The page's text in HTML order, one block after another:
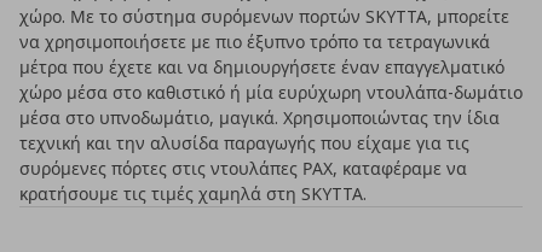
χώρο. Με το σύστημα συρόμενων πορτών SKYTTA, μπορείτε
να χρησιμοποιήσετε με πιο έξυπνο τρόπο τα τετραγωνικά
μέτρα που έχετε και να δημιουργήσετε έναν επαγγελματικό
χώρο μέσα στο καθιστικό ή μία ευρύχωρη ντουλάπα-δωμάτιο
μέσα στο υπνοδωμάτιο, μαγικά. Χρησιμοποιώντας την ίδια
τεχνική και την αλυσίδα παραγωγής που είχαμε για τις
συρόμενες πόρτες στις ντουλάπες ΡΑΧ, καταφέραμε να
κρατήσουμε τις τιμές χαμηλά στη SKYTTA.